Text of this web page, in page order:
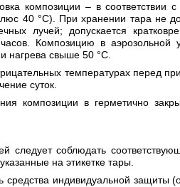
композиции – в
40 °С). При хранении тара не
лучей; допускается
Композицию в аэрозольной
нагрева свыше 50 °С.
температурах перед
суток.
композиции в герметично
следует соблюдать
на этикетке тары.
средства индивидуальной защиты